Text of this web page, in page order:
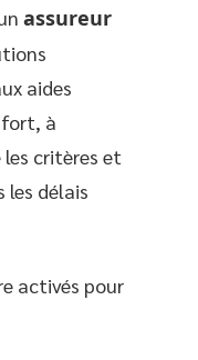
assureur
aides
à
critères et
les délais
activés pour